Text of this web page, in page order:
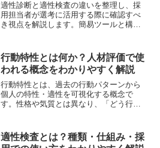
適性診断と適性検査の違いを整理し、採
用担当者が選考に活用する際に確認すべ
き視点を解説します。簡易ツールと構造
行動特性とは何か？人材評価で使
われる概念をわかりやすく解説
行動特性とは、過去の行動パターンから
個人の特性・適性を可視化する概念で
す。性格や気質とは異なり、「どう行動
るのか、コンピテンシーとの関係も含め
て整理します。
適性検査とは？種類・仕組み・採